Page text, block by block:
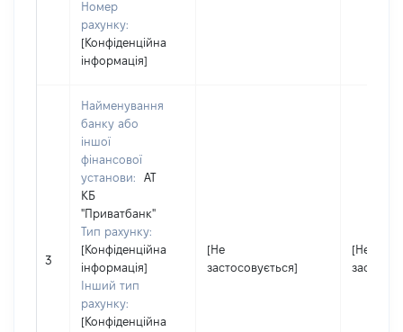
Номер
рахунку:
[Конфіденційна
інформація]
3
Найменування
банку або
іншої
фінансової
установи:
АТ
КБ
"Приватбанк"
Тип рахунку:
[Конфіденційна
інформація]
Інший тип
рахунку:
[Конфіденційна
[Не
застосовується]
[Не